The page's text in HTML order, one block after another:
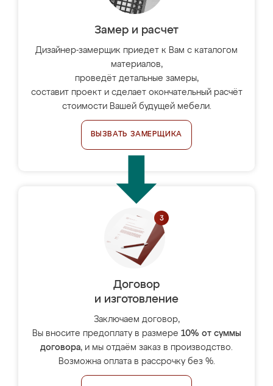
Замер и расчет
Дизайнер-замерщик приедет к Вам с каталогом
материалов,
проведёт детальные замеры,
составит проект и сделает окончательный расчёт
стоимости Вашей будущей мебели.
ВЫЗВАТЬ ЗАМЕРЩИКА
Договор
и изготовление
Заключаем договор,
Вы вносите предоплату в размере 10% от суммы
договора, и мы отдаём заказ в производство.
Возможна оплата в рассрочку без %.